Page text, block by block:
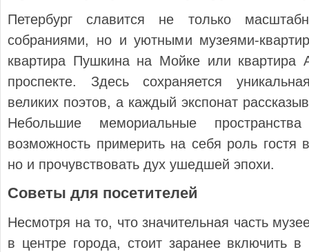
Петербург славится не только
собраниями, но и уютными музеями-
квартира Пушкина на Мойке или квартира
проспекте. Здесь сохраняется
великих поэтов, а каждый экспонат
Небольшие мемориальные
возможность примерить на себя роль гостя
но и прочувствовать дух ушедшей эпохи.
Советы для посетителей
Несмотря на то, что значительная часть
в центре города, стоит заранее включить